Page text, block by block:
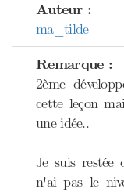
Auteur :
ma_tilde
Remarque :
2ème
cette leçon
une idée..
Je suis restée
n'ai pas le